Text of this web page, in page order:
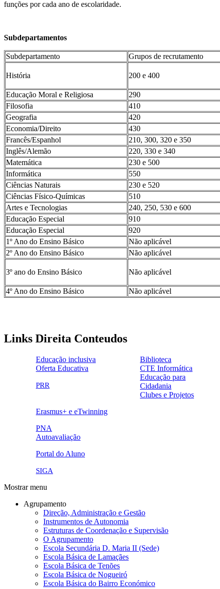
funções por cada ano de escolaridade.
Subdepartamentos
Subdepartamento Grupos de recrutamento
História 200 e 400
Educação Moral e Religiosa
290
Filosofia
410
Geografia
420
Economia/Direito
430
Francês/Espanhol
210, 300, 320 e 350
Inglês/Alemão
220, 330 e 340
Matemática
230 e 500
Informática
550
Ciências Naturais
230 e 520
Ciências Físico-Químicas
510
Artes e Tecnologias
240, 250, 530 e 600
Educação Especial
910
Educação Especial
920
1º Ano do Ensino Básico
Não aplicável
2º Ano do Ensino Básico
Não aplicável
3º ano do Ensino Básico Não aplicável
4º Ano do Ensino Básico Não aplicável
Links Direita Conteudos
ensinoinclusivo.png
Educação inclusiva
link1.png
Biblioteca
oferta_edu.png
Oferta Educativa
cte2.png
CTE Informática
selo_importancia_estrategica.png
PRR
logo_epc_2.png
Educação para
Cidadania
Clubes e Projetos
ue.png.png
Erasmus+ e eTwinning
pna.png
PNA
eye-42848_640.png
Autoavaliação
link4.png
Portal do Aluno
SIGA
Mostrar menu
Agrupamento
Direção, Administração e Gestão
Instrumentos de Autonomia
Estruturas de Coordenação e Supervisão
O Agrupamento
Escola Secundária D. Maria II (Sede)
Escola Básica de Lamaçães
Escola Básica de Tenões
Escola Básica de Nogueiró
Escola Básica do Bairro Económico